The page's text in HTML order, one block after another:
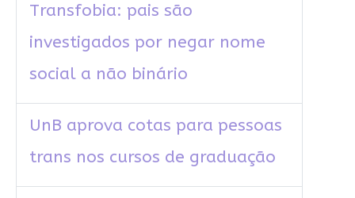
Transfobia: pais são
investigados por negar nome
social a não binário
UnB aprova cotas para pessoas
trans nos cursos de graduação